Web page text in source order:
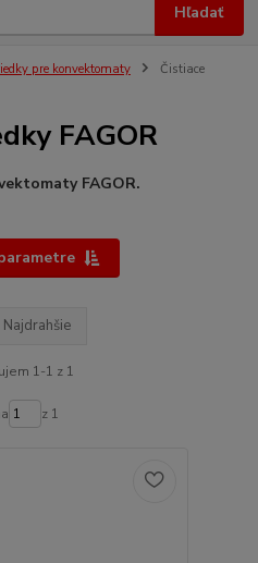
Hľadať
pre konvektomaty
Čistiace
FAGOR
FAGOR.
Najdrahšie
1-1 z 1
z 1